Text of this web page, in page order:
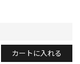
カートに入れる